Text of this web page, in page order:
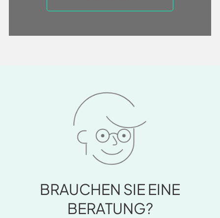
BRAUCHEN SIE EINE
BERATUNG?